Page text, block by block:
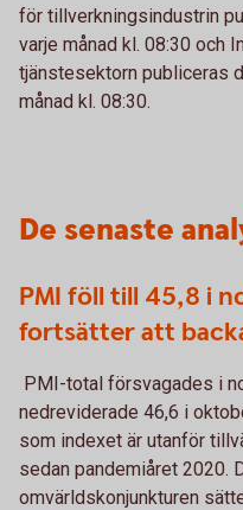
för tillverkningsindustrin
varje månad kl. 08:30 och
tjänstesektorn publiceras
månad kl. 08:30.
De senaste
PMI föll till 45,8 i
fortsätter att
PMI-total försvagades i
nedreviderade 46,6 i
som indexet är utanför
sedan pandemiåret 2020.
omvärldskonjunkturen